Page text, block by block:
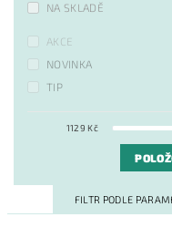
NA SKLADĚ
AKCE
NOVINKA
TIP
1129 Kč
FILTR PODLE